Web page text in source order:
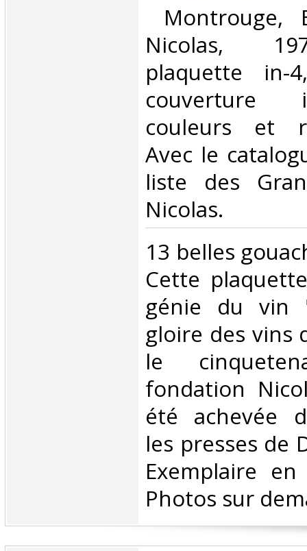
Montrouge,
Nicolas,
plaquette in-
couverture
couleurs et
Avec le
liste des
Nicolas. ‎
‎13 belles
Cette
génie du
gloire des vins
le
fondation
été achevée
les presses de
Exemplaire
Photos sur